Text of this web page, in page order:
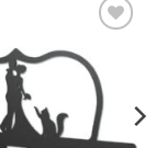
wishlist